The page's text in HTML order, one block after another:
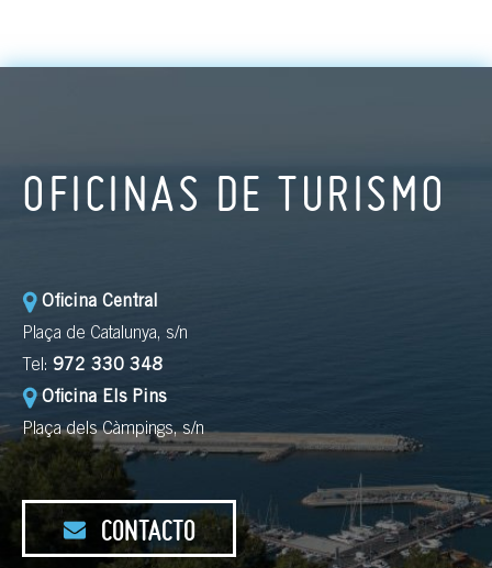
OFICINAS DE TURISMO
Oficina Central
Plaça de Catalunya, s/n
Tel: 972 330 348
Oficina Els Pins
Plaça dels Càmpings, s/n
CONTACTO